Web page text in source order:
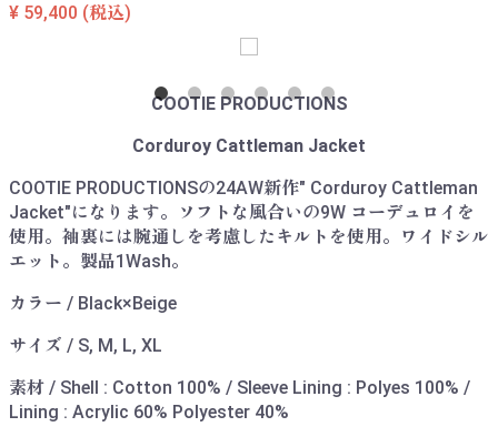
¥ 59,400 (税込)
COOTIE PRODUCTIONS
Corduroy Cattleman Jacket
COOTIE PRODUCTIONSの24AW新作" Corduroy Cattleman
Jacket"になります。ソフトな風合いの9W コーデュロイを
使用。袖裏には腕通しを考慮したキルトを使用。ワイドシル
エット。製品1Wash。
カラー / Black×Beige
サイズ / S, M, L, XL
素材 / Shell : Cotton 100% / Sleeve Lining : Polyes 100% /
Lining : Acrylic 60% Polyester 40%